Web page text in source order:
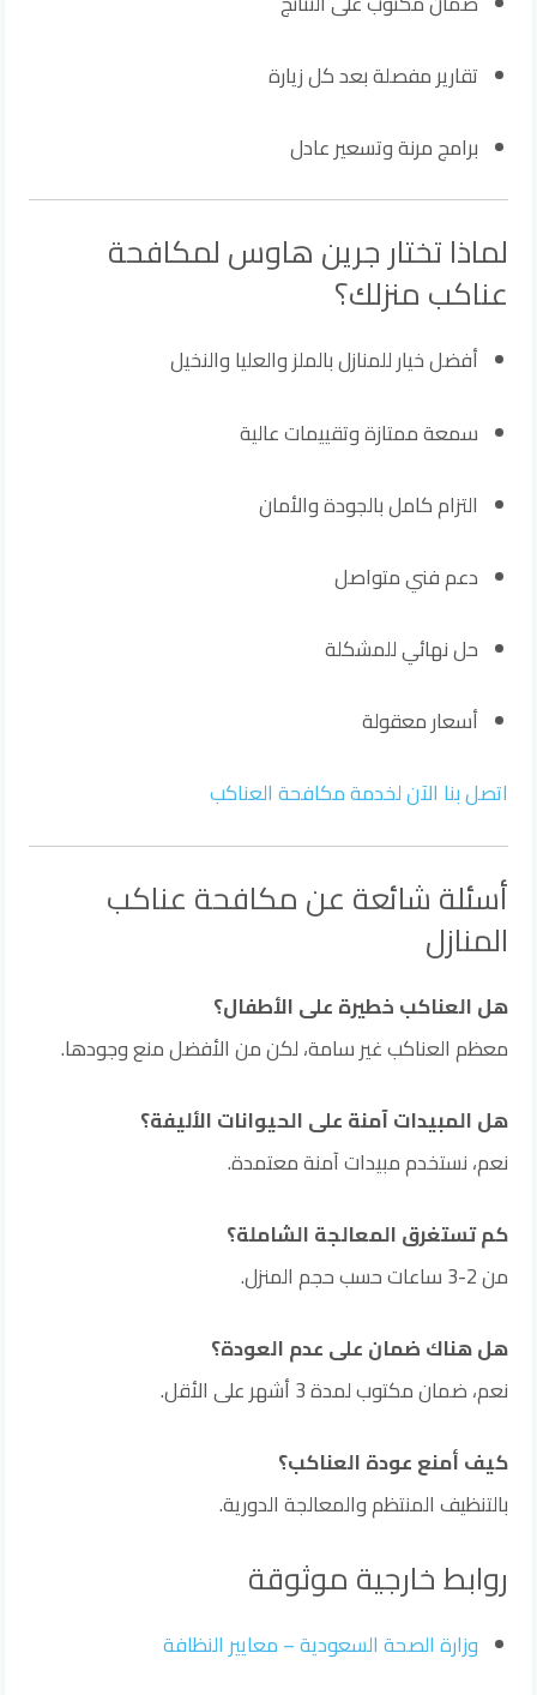
تقارير مفصلة بعد كل زيارة
برامج مرنة وتسعير عادل
لماذا تختار جرين هاوس لمكافحة
عناكب منزلك؟
أفضل خيار للمنازل بالملز والعليا والنخيل
سمعة ممتازة وتقييمات عالية
التزام كامل بالجودة والأمان
دعم فني متواصل
حل نهائي للمشكلة
أسعار معقولة
اتصل بنا الآن لخدمة مكافحة العناكب
أسئلة شائعة عن مكافحة عناكب
المنازل
هل العناكب خطيرة على الأطفال؟
معظم العناكب غير سامة، لكن من الأفضل منع وجودها.
هل المبيدات آمنة على الحيوانات الأليفة؟
نعم، نستخدم مبيدات آمنة معتمدة.
كم تستغرق المعالجة الشاملة؟
من 2-3 ساعات حسب حجم المنزل.
هل هناك ضمان على عدم العودة؟
نعم، ضمان مكتوب لمدة 3 أشهر على الأقل.
كيف أمنع عودة العناكب؟
بالتنظيف المنتظم والمعالجة الدورية.
روابط خارجية موثوقة
وزارة الصحة السعودية – معايير النظافة